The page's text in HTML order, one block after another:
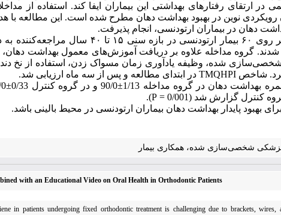
در ارتقای رفتارهای بهداشتی این بیماران ایفا کند. استفاده از
نوین در بهبود بهداشت دهان مطرح شده است. این مطالعه با
دهان در بیماران ارتودنسی، انجام پذیرفت.
روی ۶۰ بیمار ارتودنسی در بازه سنی ۱۵ تا ۴۰ سال مراجعه‌کننده به
شدند. گروه مداخله علاوه بر دریافت آموزش‌های معمول بهداشت دهان،
شخصی‌سازی ‌شده، وظیفه یادآوری زمان مسواک زدن، استفاده از نخ
شاخص
در ابتدای مطالعه و پس از سه ماه ارزیابی شد.
بهداشت دهان در گروه مداخله 1/13 ±90/0 و در گروه کنترل 0/33 ±
کنترل گزارش شد (0/001 = P
).
بهبود پایدار بهداشت دهان بیماران ارتودنسی در محیط بالینی باشد.
پزشکی شخصی‌سازی ‌شده، همکاری بیمار
with an Educational Video on Oral Health in Orthodontic Patients
in patients undergoing fixed orthodontic treatment is challenging due to brackets, wires,